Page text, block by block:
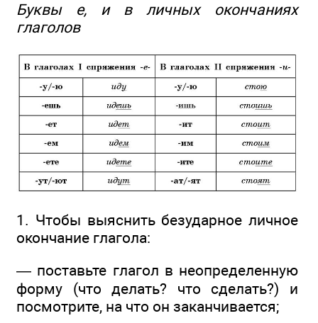
Буквы е, и в личных окончаниях
глаголов
1. Чтобы выяснить безударное личное
окончание глагола:
— поставьте глагол в неопределенную
форму (что делать? что сделать?) и
посмотрите, на что он заканчивается;